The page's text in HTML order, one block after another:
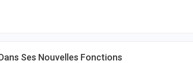
Ses Nouvelles Fonctions